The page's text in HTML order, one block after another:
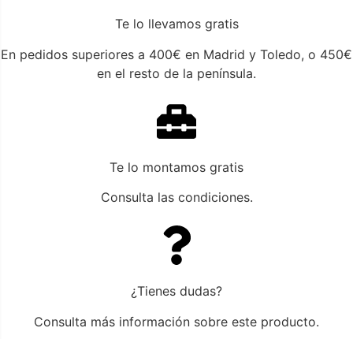
Te lo llevamos gratis
En pedidos superiores a 400€ en Madrid y Toledo, o 450€
en el resto de la península.
Te lo montamos gratis
Consulta las condiciones.
¿Tienes dudas?
Consulta más información sobre este producto.